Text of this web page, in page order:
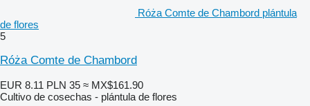
Róża Comte de Chambord plántula
de flores
5
Róża Comte de Chambord
EUR 8.11 PLN 35 ≈ MX$161.90
Cultivo de cosechas - plántula de flores